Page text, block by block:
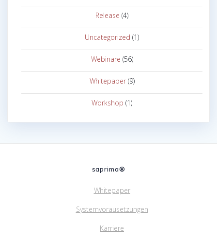
Release (4)
Uncategorized (1)
Webinare (56)
Whitepaper(9)
Workshop (1)
saprima®
Whitepaper
Systemvorausetzungen
Karriere